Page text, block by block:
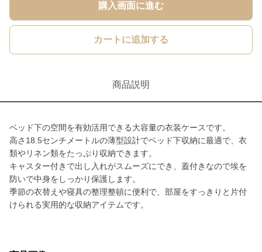
購入画面に進む
カートに追加する
商品説明
ベッド下の空間を有効活用できる大容量の衣装ケースです。
高さ18.5センチメートルの薄型設計でベッド下収納に最適で、衣
類やリネン類をたっぷり収納できます。
キャスター付きで出し入れがスムーズにでき、蓋付きなので埃を
防いで中身をしっかり保護します。
季節の衣替えや寝具の整理整頓に便利で、部屋をすっきりと片付
けられる実用的な収納アイテムです。